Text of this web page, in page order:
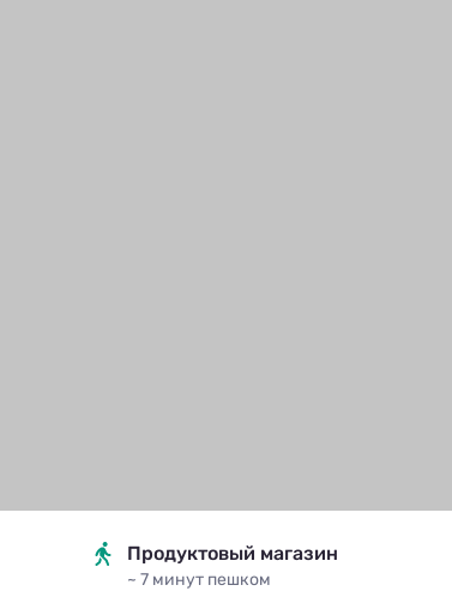
Продуктовый магазин
~ 7 минут пешком